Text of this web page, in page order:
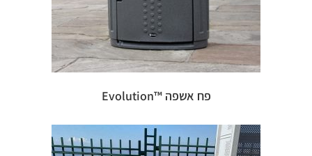
פח אשפה ™Evolution